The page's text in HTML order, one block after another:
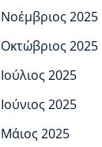
Νοέμβριος 2025
Οκτώβριος 2025
Ιούλιος 2025
Ιούνιος 2025
Μάιος 2025